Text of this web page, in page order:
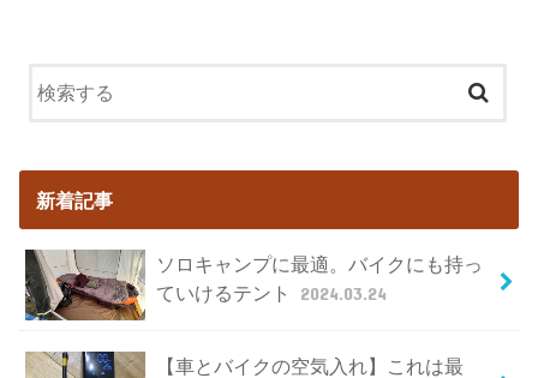
新着記事
ソロキャンプに最適。バイクにも持っ
ていけるテント
2024.03.24
【車とバイクの空気入れ】これは最